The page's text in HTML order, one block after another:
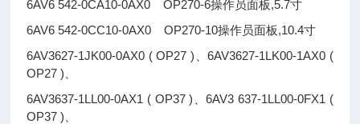
6AV6 542-0CA10-0AX0 OP270-6操作员面板,5.7寸
6AV6 542-0CC10-0AX0 OP270-10操作员面板,10.4寸
6AV3627-1JK00-0AX0 ( OP27 )、6AV3627-1LK00-1AX0 (
OP27 )、
6AV3637-1LL00-0AX1 ( OP37 )、6AV3 637-1LL00-0FX1 (
OP37 )、